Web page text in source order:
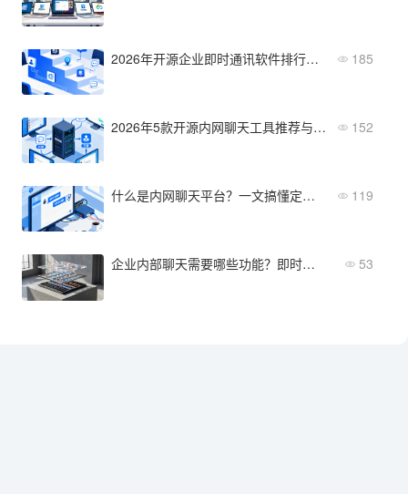
2026年开源企业即时通讯软件排行榜：功能、性能、社区活跃度 185
2026年5款开源内网聊天工具推荐与评测 152
什么是内网聊天平台？一文搞懂定义、核心功能与适用场景 119
企业内部聊天需要哪些功能？即时通讯、安全管理、组织协作三大模块 53